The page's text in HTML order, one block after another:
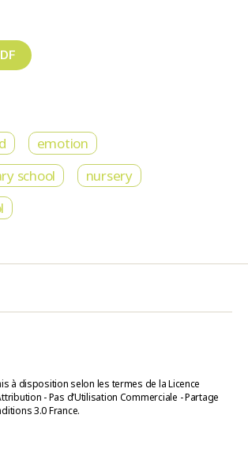
emotion
school
nursery
à disposition selon les termes de la Licence
- Pas d’Utilisation Commerciale - Partage
3.0 France.